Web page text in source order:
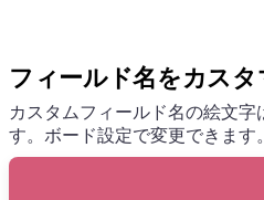
フィールド名をカスタ
カスタムフィールド名の絵文字
す。ボード設定で変更できます。